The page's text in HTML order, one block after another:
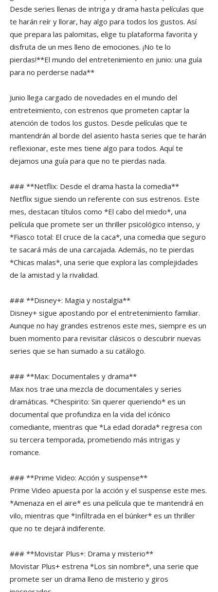
Desde series llenas de intriga y drama hasta películas que
te harán reír y llorar, hay algo para todos los gustos. Así
que prepara las palomitas, elige tu plataforma favorita y
disfruta de un mes lleno de emociones. ¡No te lo
pierdas!**El mundo del entretenimiento en junio: una guía
para no perderse nada**
Junio llega cargado de novedades en el mundo del
entreteimiento, con estrenos que prometen captar la
atención de todos los gustos. Desde películas que te
mantendrán al borde del asiento hasta series que te harán
reflexionar, este mes tiene algo para todos. Aquí te
dejamos una guía para que no te pierdas nada.
### **Netflix: Desde el drama hasta la comedia**
Netflix sigue siendo un referente con sus estrenos. Este
mes, destacan títulos como *El cabo del miedo*, una
película que promete ser un thriller psicológico intenso, y
*Fiasco total: El cruce de la caca*, una comedia que seguro
te sacará más de una carcajada. Además, no te pierdas
*Chicas malas*, una serie que explora las complejidades
de la amistad y la rivalidad.
### **Disney+: Magia y nostalgia**
Disney+ sigue apostando por el entretenimiento familiar.
Aunque no hay grandes estrenos este mes, siempre es un
buen momento para revisitar clásicos o descubrir nuevas
series que se han sumado a su catálogo.
### **Max: Documentales y drama**
Max nos trae una mezcla de documentales y series
dramáticas. *Chespirito: Sin querer queriendo* es un
documental que profundiza en la vida del icónico
comediante, mientras que *La edad dorada* regresa con
su tercera temporada, prometiendo más intrigas y
romance.
### **Prime Video: Acción y suspense**
Prime Video apuesta por la acción y el suspense este mes.
*Amenaza en el aire* es una película que te mantendrá en
vilo, mientras que *Infiltrada en el búnker* es un thriller
que no te dejará indiferente.
### **Movistar Plus+: Drama y misterio**
Movistar Plus+ estrena *Los sin nombre*, una serie que
promete ser un drama lleno de misterio y giros